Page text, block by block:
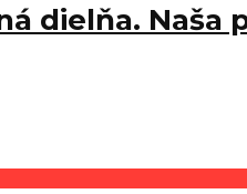
dielňa. Naša